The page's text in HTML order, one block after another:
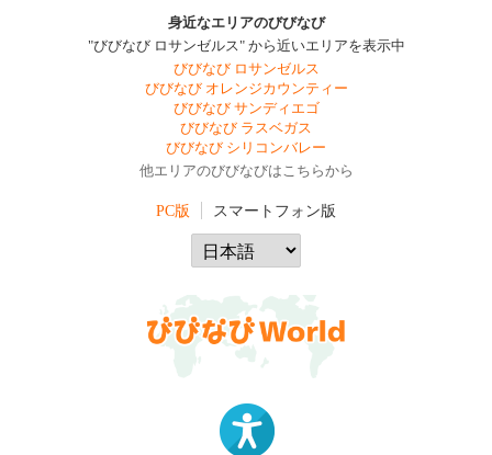
身近なエリアのびびなび
"びびなび ロサンゼルス" から近いエリアを表示中
びびなび ロサンゼルス
びびなび オレンジカウンティー
びびなび サンディエゴ
びびなび ラスベガス
びびなび シリコンバレー
他エリアのびびなびはこちらから
PC版 スマートフォン版